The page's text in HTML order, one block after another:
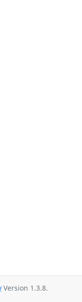
Version 1.3.8.